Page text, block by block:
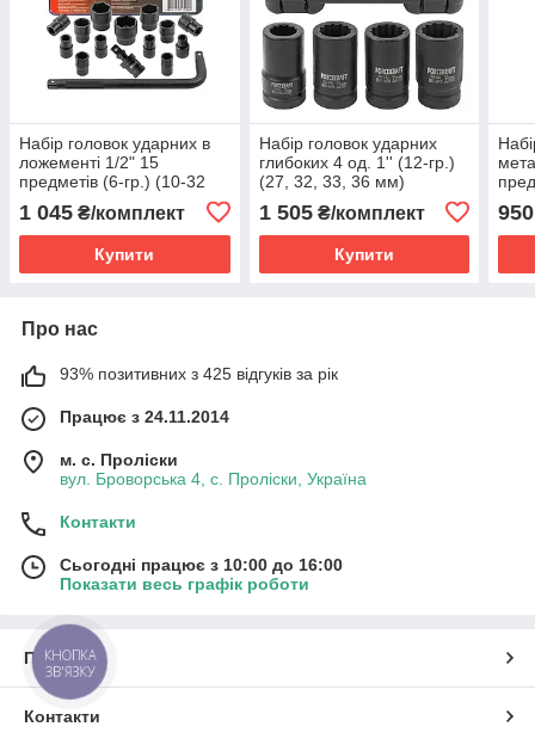
Набір головок ударних в
ложементі 1/2" 15
предметів (6-гр.) (10-32
4159K
1 045 ₴/комплект
Купити
Набір головок ударних
глибоких 4 од. 1'' (12-гр.)
(27, 32, 33, 36 мм)
FORCEKRAFT FK-8041-
9MPB
1 505₴/комплект
Купити
950
Про нас
93% позитивних з 425 відгуків за рік
Працює з 24.11.2014
м. с. Проліски
вул. Броворська 4, с. Проліски, Україна
Контакти
Сьогодні працює з 10:00 до 16:00
Показати весь графік роботи
Про нас
Контакти
КНОПКА
ЗВ'ЯЗКУ